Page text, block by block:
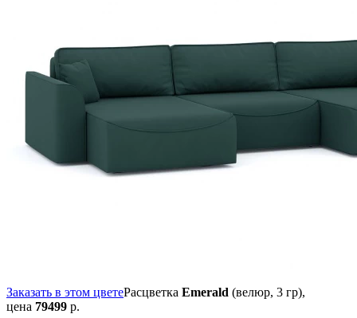
Заказать в этом цветеРасцветка Emerald (велюр, 3 гр),
цена 79499 р.